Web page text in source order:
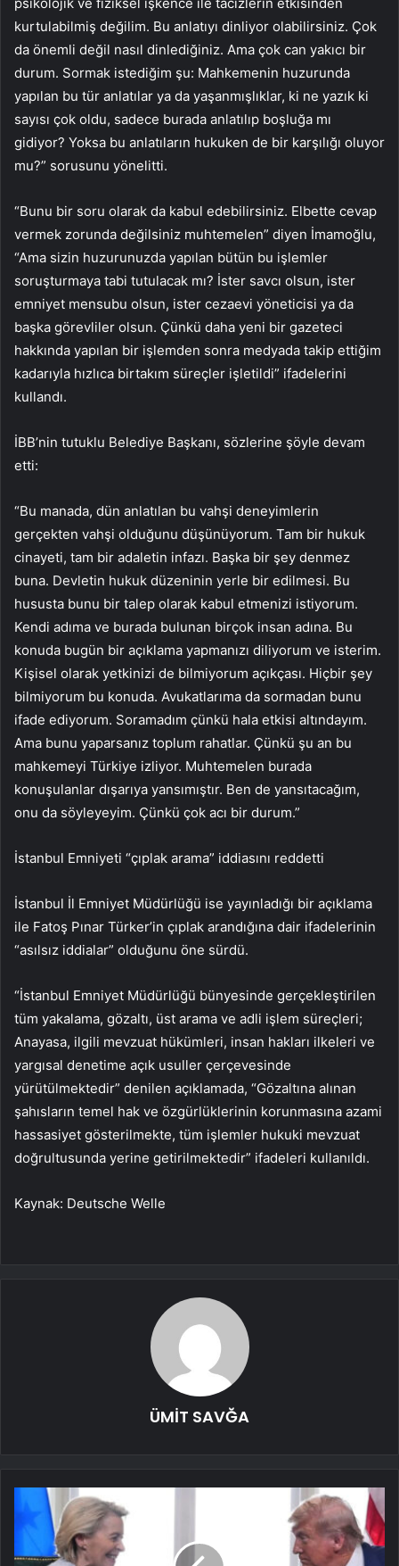
kurtulabilmiş değilim. Bu anlatıyı dinliyor olabilirsiniz. Çok
da önemli değil nasıl dinlediğiniz. Ama çok can yakıcı bir
durum. Sormak istediğim şu: Mahkemenin huzurunda
yapılan bu tür anlatılar ya da yaşanmışlıklar, ki ne yazık ki
sayısı çok oldu, sadece burada anlatılıp boşluğa mı
gidiyor? Yoksa bu anlatıların hukuken de bir karşılığı oluyor
mu?” sorusunu yönelitti.
“Bunu bir soru olarak da kabul edebilirsiniz. Elbette cevap
vermek zorunda değilsiniz muhtemelen” diyen İmamoğlu,
“Ama sizin huzurunuzda yapılan bütün bu işlemler
soruşturmaya tabi tutulacak mı? İster savcı olsun, ister
emniyet mensubu olsun, ister cezaevi yöneticisi ya da
başka görevliler olsun. Çünkü daha yeni bir gazeteci
hakkında yapılan bir işlemden sonra medyada takip ettiğim
kadarıyla hızlıca birtakım süreçler işletildi” ifadelerini
kullandı.
İBB’nin tutuklu Belediye Başkanı, sözlerine şöyle devam
etti:
“Bu manada, dün anlatılan bu vahşi deneyimlerin
gerçekten vahşi olduğunu düşünüyorum. Tam bir hukuk
cinayeti, tam bir adaletin infazı. Başka bir şey denmez
buna. Devletin hukuk düzeninin yerle bir edilmesi. Bu
hususta bunu bir talep olarak kabul etmenizi istiyorum.
Kendi adıma ve burada bulunan birçok insan adına. Bu
konuda bugün bir açıklama yapmanızı diliyorum ve isterim.
Kişisel olarak yetkinizi de bilmiyorum açıkçası. Hiçbir şey
bilmiyorum bu konuda. Avukatlarıma da sormadan bunu
ifade ediyorum. Soramadım çünkü hala etkisi altındayım.
Ama bunu yaparsanız toplum rahatlar. Çünkü şu an bu
mahkemeyi Türkiye izliyor. Muhtemelen burada
konuşulanlar dışarıya yansımıştır. Ben de yansıtacağım,
onu da söyleyeyim. Çünkü çok acı bir durum.”
İstanbul Emniyeti “çıplak arama” iddiasını reddetti
İstanbul İl Emniyet Müdürlüğü ise yayınladığı bir açıklama
ile Fatoş Pınar Türker’in çıplak arandığına dair ifadelerinin
“asılsız iddialar” olduğunu öne sürdü.
“İstanbul Emniyet Müdürlüğü bünyesinde gerçekleştirilen
tüm yakalama, gözaltı, üst arama ve adli işlem süreçleri;
Anayasa, ilgili mevzuat hükümleri, insan hakları ilkeleri ve
yargısal denetime açık usuller çerçevesinde
yürütülmektedir” denilen açıklamada, “Gözaltına alınan
şahısların temel hak ve özgürlüklerinin korunmasına azami
hassasiyet gösterilmekte, tüm işlemler hukuki mevzuat
doğrultusunda yerine getirilmektedir” ifadeleri kullanıldı.
Kaynak: Deutsche Welle
ÜMİT SAVĞA